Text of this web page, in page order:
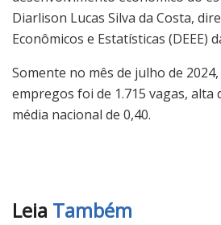
Diarlison Lucas Silva da Costa,
Econômicos e Estatísticas (DEEE)
Somente no mês de julho de
empregos foi de 1.715 vagas, alta
média nacional de 0,40.
Leia Também